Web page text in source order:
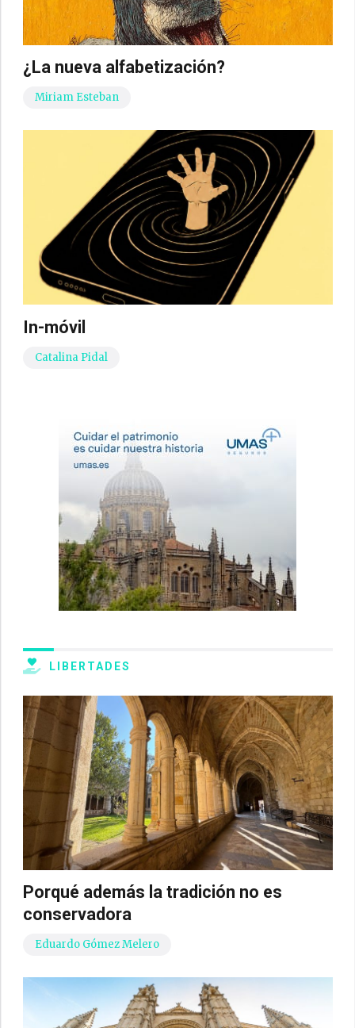
¿La nueva alfabetización?
Miriam Esteban
In-móvil
Catalina Pidal
LIBERTADES
Porqué además la tradición no es
conservadora
Eduardo Gómez Melero